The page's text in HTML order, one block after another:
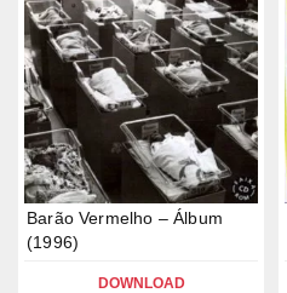
Barão Vermelho – Álbum
(1996)
DOWNLOAD